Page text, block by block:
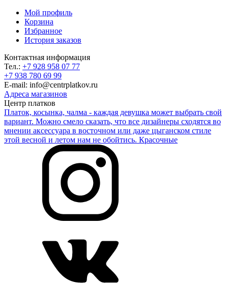
Мой профиль
Корзина
Избранное
История заказов
Контактная информация
Тел.: +7 928 958 07 77
+7 938 780 69 99
E-mail: info@centrplatkov.ru
Адреса магазинов
Центр платков
Платок, косынка, чалма - каждая девушка может выбрать свой
вариант. Можно смело сказать, что все дизайнеры сходятся во
мнении аксессуара в восточном или даже цыганском стиле
этой весной и летом нам не обойтись. Красочные